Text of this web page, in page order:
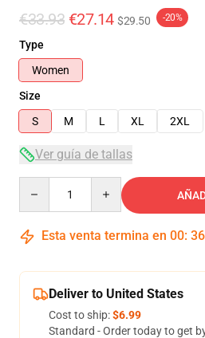
€33.93 €27.14 $29.50 -20%
Type
Women
Size
S
M L XL 2XL
Ver guía de tallas
Esta venta termina en 00: 36
Deliver to United States
Cost to ship:$6.99
Standard - Order today to get